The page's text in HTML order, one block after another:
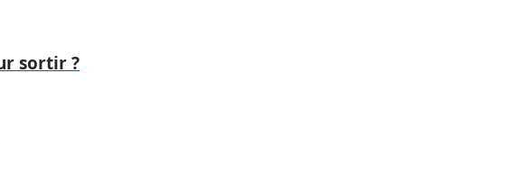
sortir ?